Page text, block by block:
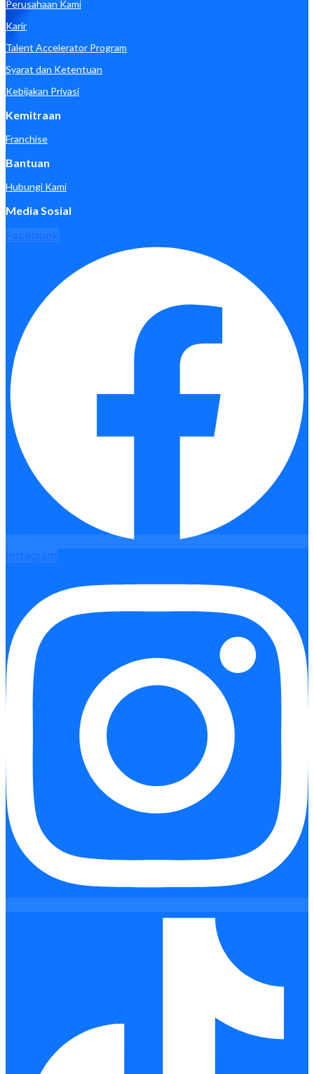
Perusahaan Kami
Karir
Talent Accelerator Program
Syarat dan Ketentuan
Kebijakan Privasi
Kemitraan
Franchise
Bantuan
Hubungi Kami
Media Sosial